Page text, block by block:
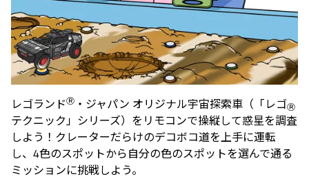
レゴランドⓇ ・ジャパン オリジナル宇宙探索車（「レゴⓇ
テクニック」シリーズ）をリモコンで操縦して惑星を調査
しよう！クレーターだらけのデコボコ道を上手に運転
し、4色のスポットから自分の色のスポットを選んで通る
ミッションに挑戦しよう。